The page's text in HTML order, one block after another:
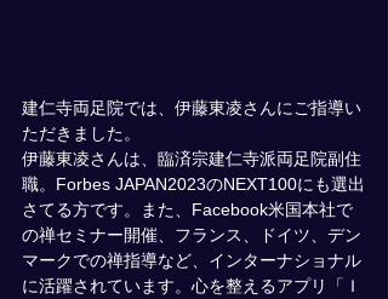
建仁寺両足院では、伊藤東凌さんにご指導い
ただきました。
伊藤東凌さんは、臨済宗建仁寺派両足院副住
職。Forbes JAPAN2023のNEXT100にも選出
さてる方です。また、Facebook米国本社で
の禅セミナー開催、フランス、ドイツ、デン
マークでの禅指導など、インターナショナル
に活躍されています。心を整えるアプリ「Ｉ